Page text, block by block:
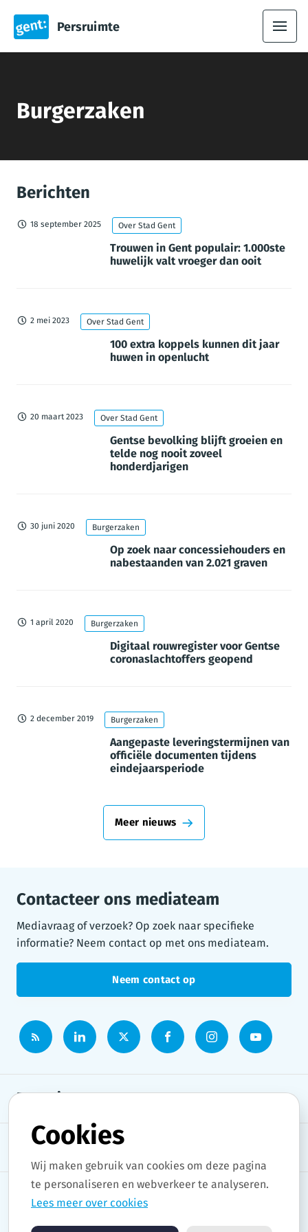
Persruimte
Burgerzaken
Berichten
18 september 2025 Over Stad Gent
Trouwen in Gent populair: 1.000ste
huwelijk valt vroeger dan ooit
2 mei 2023 Over Stad Gent
100 extra koppels kunnen dit jaar
huwen in openlucht
20 maart 2023 Over Stad Gent
Gentse bevolking blijft groeien en
telde nog nooit zoveel
honderdjarigen
30 juni 2020 Burgerzaken
Op zoek naar concessiehouders en
nabestaanden van 2.021 graven
1 april 2020 Burgerzaken
Digitaal rouwregister voor Gentse
coronaslachtoffers geopend
2 december 2019 Burgerzaken
Aangepaste leveringstermijnen van
officiële documenten tijdens
eindejaarsperiode
Meer nieuws
Contacteer ons mediateam
Mediavraag of verzoek? Op zoek naar specifieke
informatie? Neem contact op met ons mediateam.
Neem contact op
Persruimte
Onderwerpen
Copyright © 2026 Stad Gent. All rights reserved.
Cookies
Wij maken gebruik van cookies om deze pagina
te personaliseren en webverkeer te analyseren.
Lees meer over cookies